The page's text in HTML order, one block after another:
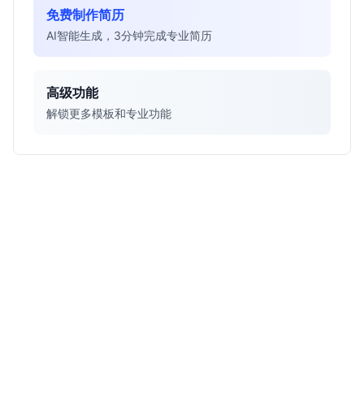
免费制作简历
AI智能生成，3分钟完成专业简历
高级功能
解锁更多模板和专业功能